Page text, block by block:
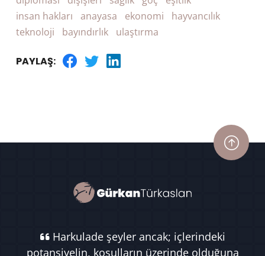
insan hakları
anayasa ekonomi
hayvancılık
teknoloji
bayındırlık ulaştırma
PAYLAŞ:
Harkulade şeyler ancak; içlerindeki
potansiyelin, koşulların üzerinde olduğuna